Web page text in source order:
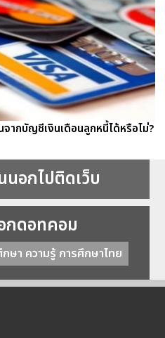
ากบัญชีเงินเดือนลูกหนี้ได้หรือไม่?
นอกไปติดเว็บ
กดอทคอม
กษา ความรู้ การศึกษาไทย